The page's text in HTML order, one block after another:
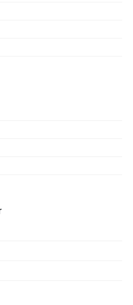
on the CPU and
information, please
Memory
support/.